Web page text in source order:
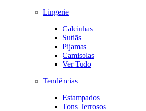
Lingerie
Calcinhas
Sutiãs
Pijamas
Camisolas
Ver Tudo
Tendências
Estampados
Tons Terrosos